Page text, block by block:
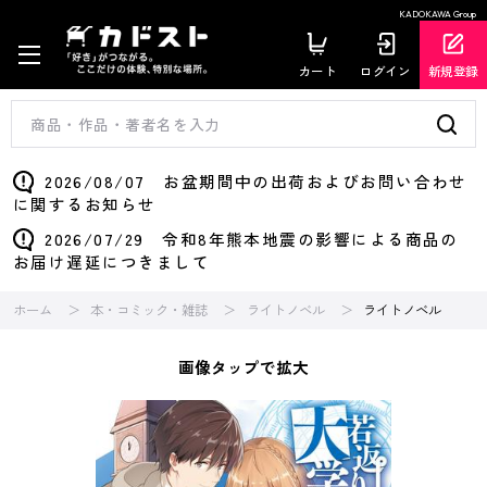
KADOKAWA Group
カート ログイン 新規登録
2026/08/07 お盆期間中の出荷およびお問い合わせ
に関するお知らせ
2026/07/29 令和8年熊本地震の影響による商品の
お届け遅延につきまして
ホーム 本・コミック・雑誌 ライトノベル ライトノベル
画像タップで拡大